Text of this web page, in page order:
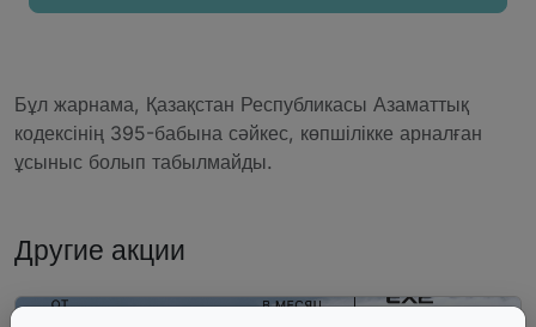
Бұл жарнама, Қазақстан Республикасы Азаматтық
кодексінің 395-бабына сәйкес, көпшілікке арналған
ұсыныс болып табылмайды.
Другие акции